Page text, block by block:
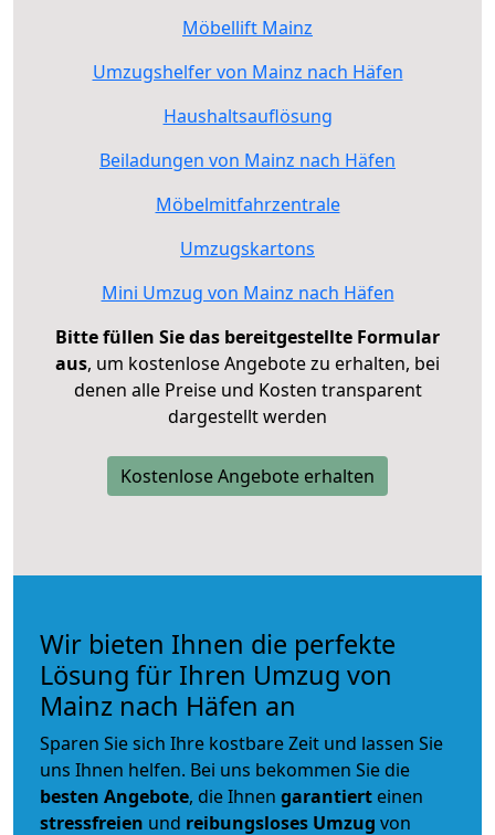
Möbellift Mainz
Umzugshelfer von Mainz nach Häfen
Haushaltsauflösung
Beiladungen von Mainz nach Häfen
Möbelmitfahrzentrale
Umzugskartons
Mini Umzug von Mainz nach Häfen
Bitte füllen Sie das bereitgestellte Formular
aus, um kostenlose Angebote zu erhalten, bei
denen alle Preise und Kosten transparent
dargestellt werden
Kostenlose Angebote erhalten
Wir bieten Ihnen die perfekte
Lösung für Ihren Umzug von
Mainz nach Häfen an
Sparen Sie sich Ihre kostbare Zeit und lassen Sie
uns Ihnen helfen. Bei uns bekommen Sie die
besten Angebote, die Ihnen garantiert einen
stressfreien und reibungsloses Umzug von